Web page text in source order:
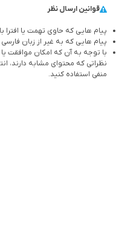
قوانین ارسال نظر
پیام هایی که حاوی تهمت یا
پیام هایی که به غیر از زبان
با توجه به آن که امکان موافقت
نظراتی که محتوای مشابه دارند،
منفی استفاده کنید.